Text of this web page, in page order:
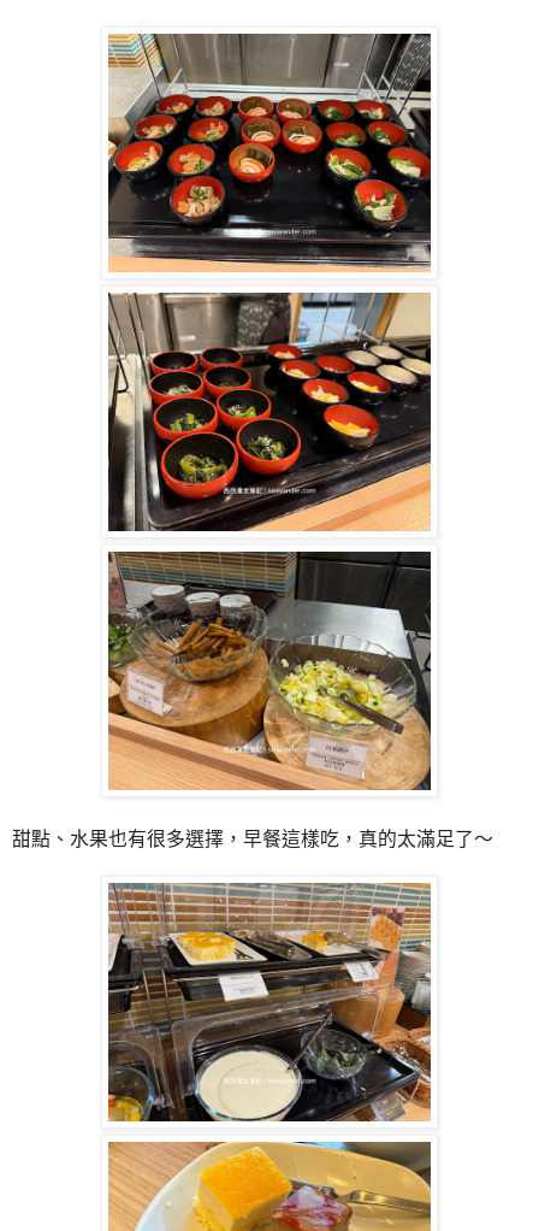
甜點、水果也有很多選擇，早餐這樣吃，真的太滿足了～